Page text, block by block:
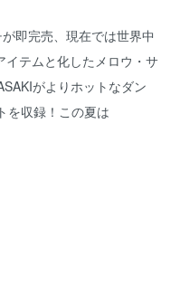
即完売、現在では世界中
イテムと化したメロウ・サ
がよりホットなダン
を収録！この夏は